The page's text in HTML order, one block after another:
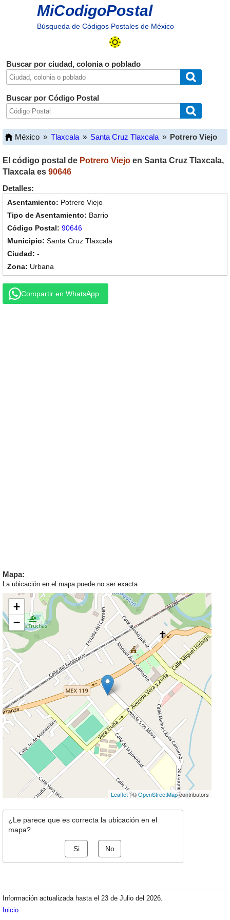
MiCodigoPostal
Búsqueda de Códigos Postales de México
Buscar por ciudad, colonia o poblado
Buscar por Código Postal
México » Tlaxcala » Santa Cruz Tlaxcala » Potrero Viejo
El código postal de Potrero Viejo en Santa Cruz Tlaxcala,
Tlaxcala es 90646
Detalles:
Potrero Viejo
Barrio
90646
Santa Cruz Tlaxcala
-
Urbana
Compartir en WhatsApp
Mapa:
La ubicación en el mapa puede no ser exacta
+
−
Leaflet| ©OpenStreetMapcontributors
¿Le parece que es correcta la ubicación en el
mapa?
Si No
Información actualizada hasta el 23 de Julio del 2026.
Inicio